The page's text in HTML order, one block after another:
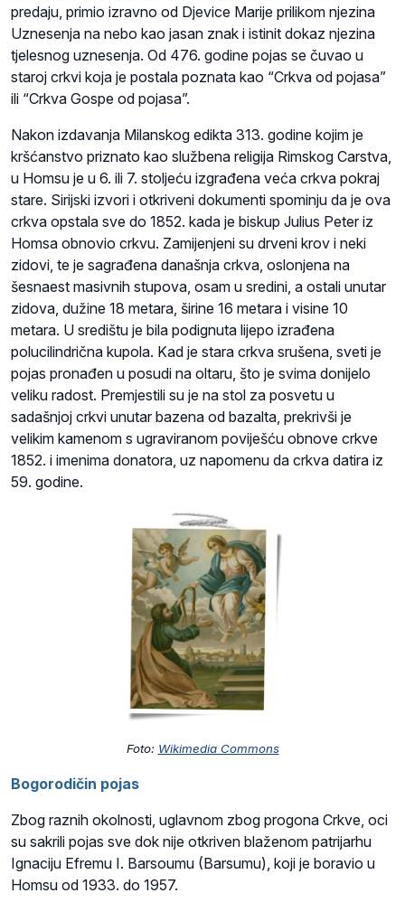
predaju, primio izravno od Djevice Marije prilikom njezina
Uznesenja na nebo kao jasan znak i istinit dokaz njezina
tjelesnog uznesenja. Od 476. godine pojas se čuvao u
staroj crkvi koja je postala poznata kao “Crkva od pojasa”
ili “Crkva Gospe od pojasa”.
Nakon izdavanja Milanskog edikta 313. godine kojim je
kršćanstvo priznato kao službena religija Rimskog Carstva,
u Homsu je u 6. ili 7. stoljeću izgrađena veća crkva pokraj
stare. Sirijski izvori i otkriveni dokumenti spominju da je ova
crkva opstala sve do 1852. kada je biskup Julius Peter iz
Homsa obnovio crkvu. Zamijenjeni su drveni krov i neki
zidovi, te je sagrađena današnja crkva, oslonjena na
šesnaest masivnih stupova, osam u sredini, a ostali unutar
zidova, dužine 18 metara, širine 16 metara i visine 10
metara. U središtu je bila podignuta lijepo izrađena
polucilindrična kupola. Kad je stara crkva srušena, sveti je
pojas pronađen u posudi na oltaru, što je svima donijelo
veliku radost. Premjestili su je na stol za posvetu u
sadašnjoj crkvi unutar bazena od bazalta, prekrivši je
velikim kamenom s ugraviranom poviješću obnove crkve
1852. i imenima donatora, uz napomenu da crkva datira iz
59. godine.
Foto: Wikimedia Commons
Bogorodičin pojas
Zbog raznih okolnosti, uglavnom zbog progona Crkve, oci
su sakrili pojas sve dok nije otkriven blaženom patrijarhu
Ignaciju Efremu I. Barsoumu (Barsumu), koji je boravio u
Homsu od 1933. do 1957.